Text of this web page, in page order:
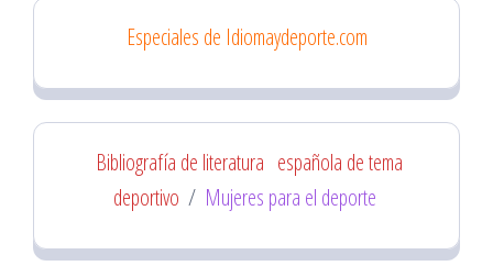
Especiales de Idiomaydeporte.com
Bibliografía de literatura española de tema
deportivo / Mujeres para el deporte